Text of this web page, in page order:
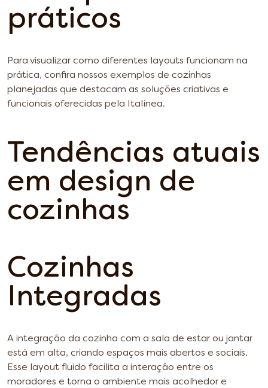
práticos
Para visualizar como diferentes layouts funcionam na
prática, confira nossos exemplos de cozinhas
planejadas que destacam as soluções criativas e
funcionais oferecidas pela Italínea.
Tendências atuais
em design de
cozinhas
Cozinhas
Integradas
A integração da cozinha com a sala de estar ou jantar
está em alta, criando espaços mais abertos e sociais.
Esse layout fluido facilita a interação entre os
moradores e torna o ambiente mais acolhedor e